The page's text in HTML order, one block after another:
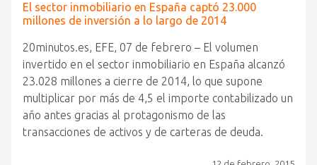
El sector inmobiliario en España captó 23.000
millones de inversión a lo largo de 2014
20minutos.es, EFE, 07 de febrero – El volumen
invertido en el sector inmobiliario en España alcanzó
23.028 millones a cierre de 2014, lo que supone
multiplicar por más de 4,5 el importe contabilizado un
año antes gracias al protagonismo de las
transacciones de activos y de carteras de deuda.